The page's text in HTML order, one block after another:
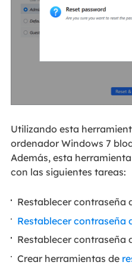
Utilizando esta
ordenador Windows 7
Además, esta
con las siguientes tareas:
Restablecer contraseña
Restablecer contraseña
Restablecer contraseña
Crear herramientas de